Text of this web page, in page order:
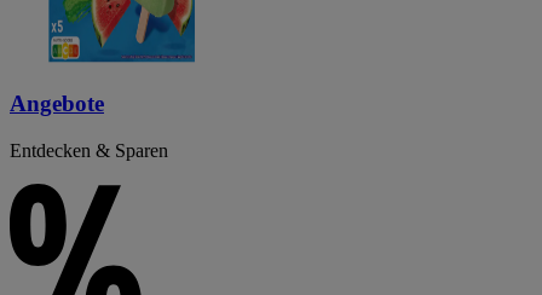
Angebote
Entdecken & Sparen